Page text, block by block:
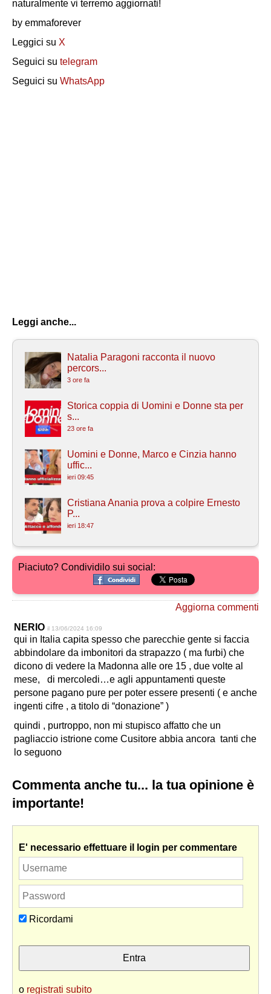
naturalmente vi terremo aggiornati!
by emmaforever
Leggici su X
Seguici su telegram
Seguici su WhatsApp
Leggi anche...
Natalia Paragoni racconta il nuovo
percors...
3 ore fa
Storica coppia di Uomini e Donne sta per
s...
23 ore fa
Uomini e Donne, Marco e Cinzia hanno
uffic...
ieri 09:45
Cristiana Anania prova a colpire Ernesto
P...
ieri 18:47
Piaciuto? Condividilo sui social:
Aggiorna commenti
NERIO il 13/06/2024 16:09
qui in Italia capita spesso che parecchie gente si faccia
abbindolare da imbonitori da strapazzo ( ma furbi) che
dicono di vedere la Madonna alle ore 15 , due volte al
mese, di mercoledi…e agli appuntamenti queste
persone pagano pure per poter essere presenti ( e anche
ingenti cifre , a titolo di “donazione” )
quindi , purtroppo, non mi stupisco affatto che un
pagliaccio istrione come Cusitore abbia ancora tanti che
lo seguono
Commenta anche tu... la tua opinione è
importante!
E' necessario effettuare il login per commentare
Ricordami
o registrati subito